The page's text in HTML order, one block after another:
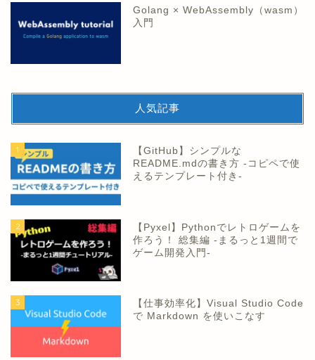
Golang × WebAssembly（wasm）
入門
人気記事
1
【GitHub】シンプルな
README.mdの書き方 -コピペで使
えるテンプレート付き-
2
【Pyxel】Pythonでレトロゲームを
作ろう！ 総集編 -まるっと1週間で
ゲーム開発入門-
3
【仕事効率化】Visual Studio Code
で Markdown を使いこなす